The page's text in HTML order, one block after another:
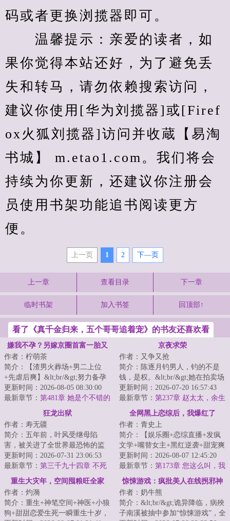
码或者更换浏揽器即可。
温馨提示：亲爱的读者，如
果你觉得本站还好，为了避免丢
失和转马，请勿依赖搜索访问，
建议你使用[华为刘揽器]或[Firef
ox火狐刘揽器]访问并收蔵【易淘
书城】 m.etao1.com。我们将会
持续为你更新，还建议你注册会
员使用书架功能追书阅读更方
便。
上一页 1 2 下—页
上一章 查看目录 下一章
临时书架 加入书签 回顶部↑
看了《真千金归来，五个哥哥追着宠》的书友还喜欢看
嫌我不孕？另嫁京圈首富一胎又
作者：柠萌茶
简介：【渣男火葬场+男二上位
+先虐后爽】&lt;br/&gt;努力备孕
三年，江婉音终于怀孕，却发现
自己和丈夫陆...
更新时间：2026-08-05 08:30:00
最新章节： 第481章 她是个不错的
京夜求荣
作者：又争又抢
简介：陈逐月钓男人，钓的不是
钱，是权。&lt;br/&gt;她在拍卖场
上，故意勾他，引他。&lt;br/&gt;
雨夜又湿...
更新时间：2026-07-20 16:57:43
最新章节： 第237章 赵太太，余生
有你，请多指教
狂龙出狱
作者：寿无疆
简介：五年前，叶风受继母陷
害，被关进了全世界最恐怖的监
狱，借那些犯人之手，置他于死
地。监狱内关押着...
更新时间：2026-07-31 23:06:53
最新章节： 第三千九十四章 不死
神效
全网黑上恋综后，我爆红了
作者：青史上
简介：【娱乐圈+恋综直播+发疯
文学+嘴替女主+黑红逆袭+甜宠爽
文】&lt;br/&gt;十八线女明星宋尔
尔被公司塞...
更新时间：2026-08-07 12:45:20
最新章节： 第173章 您这么叫，我
不配
重生大灾年，空间囤粮旺全家
作者：灼漪
简介：重生+神笔空间+神医+小狼
狗+甜甜恋爱生死一瞬重生十岁，
惊悚游戏：疯批美人在线拐邪神
作者：奶牛熊
简介：&lt;br/&gt;诡异降临，病殃
子南溪被抽中参加“惊悚游戏”，全